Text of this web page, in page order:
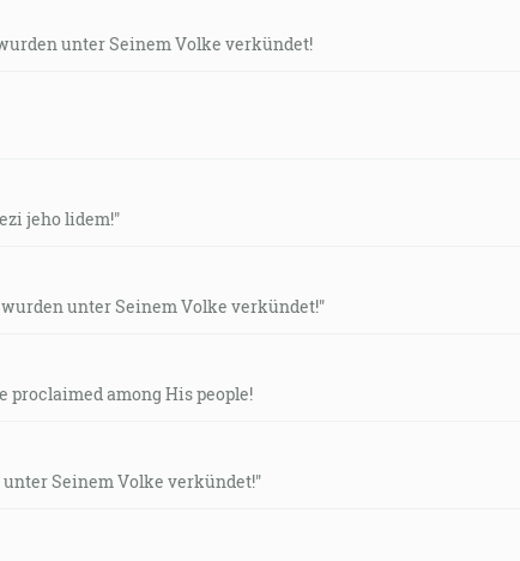
unter Seinem Volke verkündet!
jeho lidem!"
unter Seinem Volke verkündet!"
proclaimed among His people!
Seinem Volke verkündet!"